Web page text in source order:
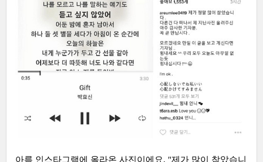
아름 인스타그램에 올라온 사진이에요. "제가 많이 참았습니